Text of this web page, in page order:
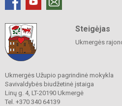
Steigėjas
Ukmergės
Ukmergės Užupio pagrindinė mokykla
Savivaldybės biudžetinė įstaiga
Linų g. 4, LT-20190 Ukmergė
Tel. +370 340 64139